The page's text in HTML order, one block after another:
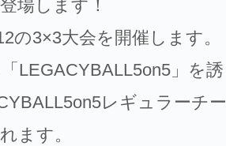
場します！
3×3大会を開催します。
LEGACYBALL5on5」を誘
レギュラーチー
ます。